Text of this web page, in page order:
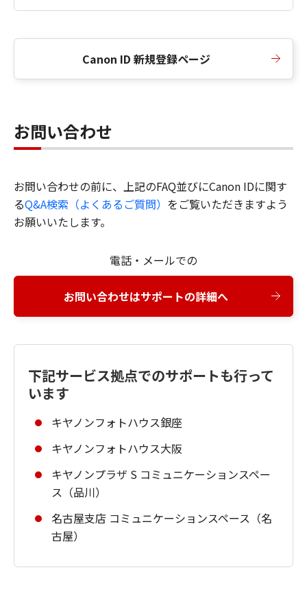
Canon ID 新規登録ページ
お問い合わせ
お問い合わせの前に、上記のFAQ並びにCanon IDに関す
るQ&A検索（よくあるご質問） をご覧いただきますよう
お願いいたします。
電話・メールでの
お問い合わせはサポートの詳細へ
下記サービス拠点でのサポートも行って
います
キヤノンフォトハウス銀座
キヤノンフォトハウス大阪
キヤノンプラザ S コミュニケーションスペー
ス（品川）
名古屋支店 コミュニケーションスペース（名
古屋）